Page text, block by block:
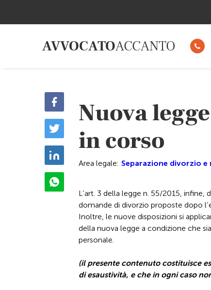
AVVOCATOACCANTO
Nuova
in corso
Area legale: Separazione divorzio
L’art. 3 della legge n. 55/2015, infine,
domande di divorzio proposte dopo
Inoltre, le nuove disposizioni si
della nuova legge a condizione che
personale.
(il presente contenuto costituisce
di esaustività, e che in ogni caso